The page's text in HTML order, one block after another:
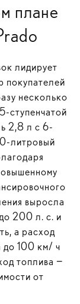
плане
лидирует
покупателей
несколько
ступенчатой
2,8 л с 6-
литровый
выросла
200 л. с. и
а расход
до 100 км/ ч
топлива −
от